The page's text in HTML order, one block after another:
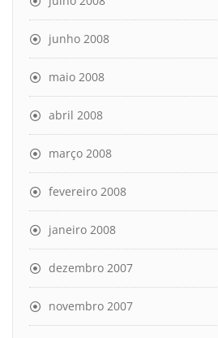
junho 2008
maio 2008
abril 2008
março 2008
fevereiro 2008
janeiro 2008
dezembro 2007
novembro 2007